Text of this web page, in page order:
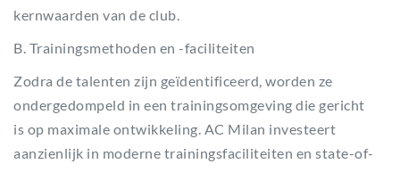
kernwaarden van de club.
B. Trainingsmethoden en -faciliteiten
Zodra de talenten zijn geïdentificeerd, worden ze
ondergedompeld in een trainingsomgeving die gericht
is op maximale ontwikkeling. AC Milan investeert
aanzienlijk in moderne trainingsfaciliteiten en state-of-